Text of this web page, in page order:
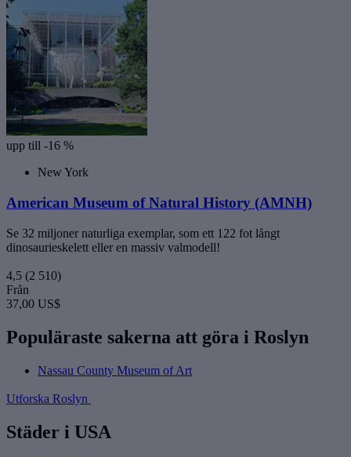
upp till -16 %
New York
American Museum of Natural History (AMNH)
Se 32 miljoner naturliga exemplar, som ett 122 fot långt
dinosaurieskelett eller en massiv valmodell!
4,5 (2 510)
Från
37,00 US$
Populäraste sakerna att göra i Roslyn
Nassau County Museum of Art
Utforska Roslyn
Städer i USA